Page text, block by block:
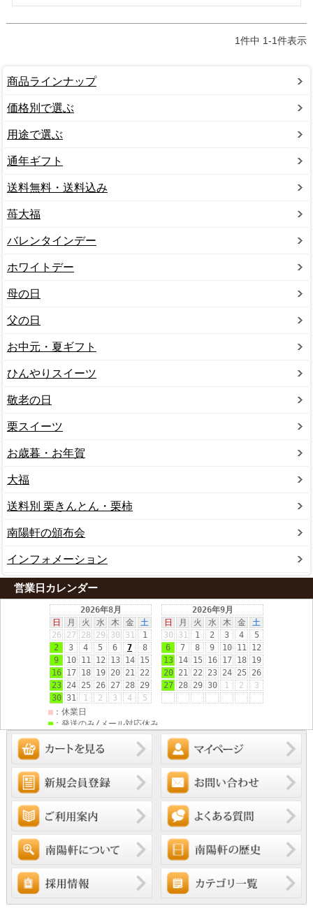
1件中 1-1件表示
商品ラインナップ
価格別で選ぶ
用途で選ぶ
通年ギフト
送料無料・送料込み
苺大福
バレンタインデー
ホワイトデー
母の日
父の日
お中元・夏ギフト
ひんやりスイーツ
敬老の日
栗スイーツ
お歳暮・お年賀
大福
送料別 栗きんとん・栗柿
南陽軒の頒布会
インフォメーション
営業日カレンダー